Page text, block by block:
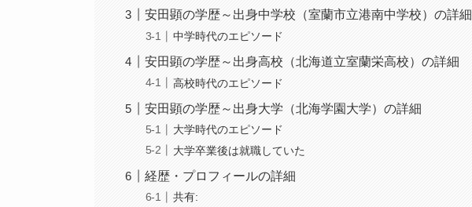
安田顕の学歴～出身中学校（室蘭市立港南中学校）の詳細
中学時代のエピソード
安田顕の学歴～出身高校（北海道立室蘭栄高校）の詳細
高校時代のエピソード
安田顕の学歴～出身大学（北海学園大学）の詳細
大学時代のエピソード
大学卒業後は就職していた
経歴・プロフィールの詳細
共有: